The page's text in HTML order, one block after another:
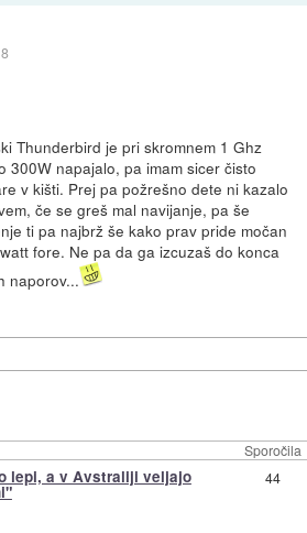
Thunderbird je pri skromnem 1 Ghz
300W napajalo, pa imam sicer čisto
v kišti. Prej pa požrešno dete ni kazalo
če se greš mal navijanje, pa še
ti pa najbrž še kako prav pride močan
fore. Ne pa da ga izcuzaš do konca
naporov...
Sporočila
lepi, a v Avstraliji veljajo 44